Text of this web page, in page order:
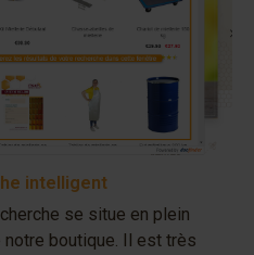
intelligent
se situe en plein
notre boutique. Il est très